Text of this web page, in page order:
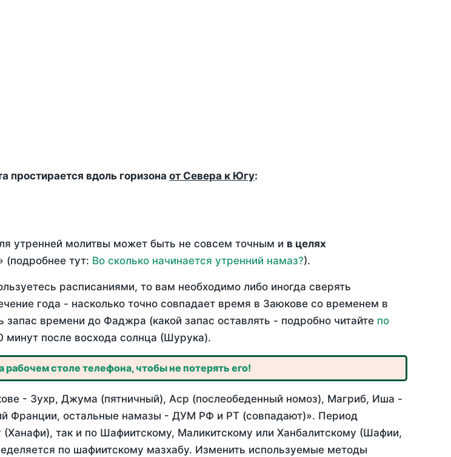
простирается вдоль горизона от Севера к Югу:
утренней молитвы может быть не совсем точным и в целях
(подробнее тут: Во сколько начинается утренний намаз?).
расписаниями, то вам необходимо либо иногда сверять
года - насколько точно совпадает время в Заюкове со временем в
запас времени до Фаджра (какой запас оставлять - подробно читайте по
после восхода солнца (Шурука).
столе телефона, чтобы не потерять его!
- Зухр, Джума (пятничный), Аср (послеобеденный номоз), Магриб, Иша -
Франции, остальные намазы - ДУМ РФ и РТ (совпадают)». Период
так и по Шафиитскому, Маликитскому или Ханбалитскому (Шафии,
по шафиитскому мазхабу. Изменить используемые методы